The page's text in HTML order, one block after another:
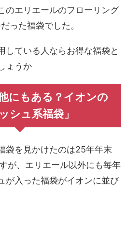
のエリエールのフローリング
った福袋でした。
している人ならお得な福袋と
ょうか
にもある？イオンの
シュ系福袋」
袋を見かけたのは25年年末
が、エリエール以外にも毎年
が入った福袋がイオンに並び